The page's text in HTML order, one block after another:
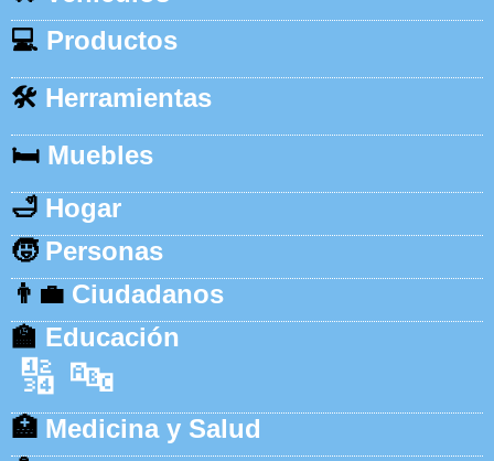
💻 Productos
🛠️ Herramientas
🛏️ Muebles
🛁 Hogar
🧒 Personas
👨‍💼 Ciudadanos
🏫 Educación
🔢 🔤
🏥 Medicina y Salud